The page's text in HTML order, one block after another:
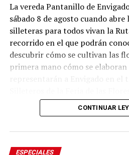
La vereda Pantanillo de
sábado 8 de agosto cuando
silleteras para todos vivan la
recorrido en el que podrán
descubrir cómo se cultivan las
primera mano cómo se
jornada también ofrecerá
expresiones de la cultura
silleteras de la vereda Pantanillo
CONTINUAR
ESPECIALES